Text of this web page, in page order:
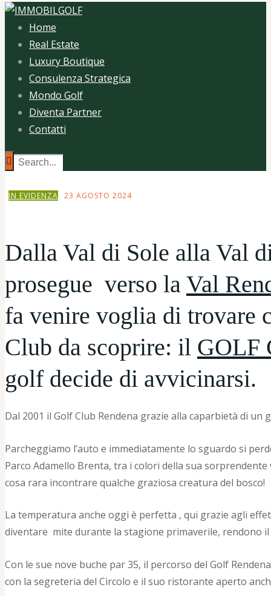
Home
Real Estate
Luxury Boutique
Consulenza Strategica
Mondo Golf
Diventa Partner
Contatti
IN EVIDENZA 23 AGOSTO 2024
Dalla Val di Sole alla Val
prosegue verso la Val
fa venire voglia di trovare
Club da scoprire: il GOLF
golf decide di avvicinarsi.
Dal 2001 il Golf Club Rendena grazie alla caparbietà di
Parcheggiamo l’auto e immediatamente lo sguardo si
Parco Adamello Brenta, tra i colori della sua
cosa rara incontrare qualche graziosa creatura del bosco!
La temperatura anche oggi è perfetta , qui grazie agli
diventare mite durante la stagione primaverile, rendono
Con le sue nove buche par 35, il percorso del Golf
con la segreteria del Circolo e il suo ristorante aperto